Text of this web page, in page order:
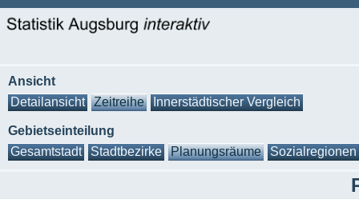
Ansicht
Detailansicht
Zeitreihe Innerstädtischer Vergleich
Gebietseinteilung
Gesamtstadt
Stadtbezirke Planungsräume Sozialregionen